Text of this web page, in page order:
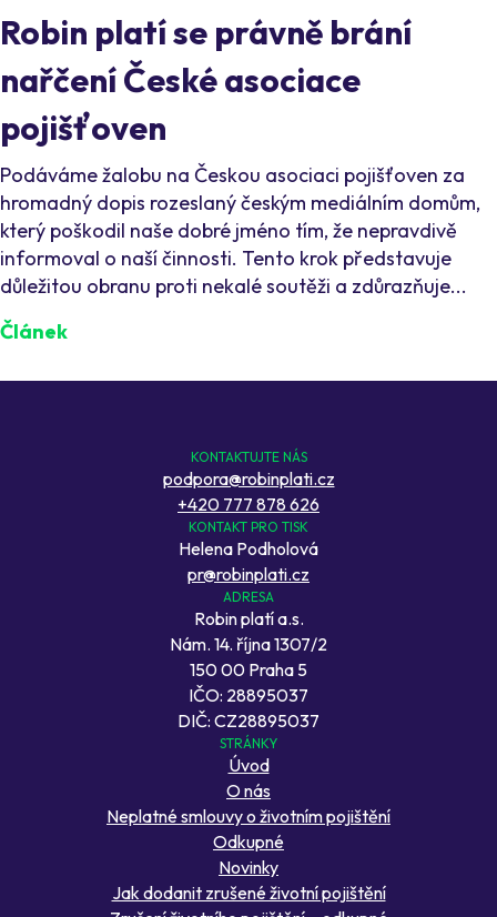
Robin platí se právně brání
nařčení České asociace
pojišťoven
Podáváme žalobu na Českou asociaci pojišťoven za
hromadný dopis rozeslaný českým mediálním domům,
který poškodil naše dobré jméno tím, že nepravdivě
informoval o naší činnosti. Tento krok představuje
důležitou obranu proti nekalé soutěži a zdůrazňuje...
Článek
KONTAKTUJTE NÁS
podpora@robinplati.cz
+420 777 878 626
KONTAKT PRO TISK
Helena Podholová
pr@robinplati.cz
ADRESA
Robin platí a.s.
Nám. 14. října 1307/2
150 00 Praha 5
IČO: 28895037
DIČ: CZ28895037
STRÁNKY
Úvod
O nás
Neplatné smlouvy o životním pojištění
Odkupné
Novinky
Jak dodanit zrušené životní pojištění